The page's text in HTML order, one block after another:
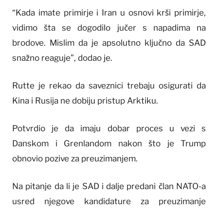
“Kada imate primirje i Iran u osnovi krši primirje,
vidimo šta se dogodilo jučer s napadima na
brodove. Mislim da je apsolutno ključno da SAD
snažno reaguje”, dodao je.
Rutte je rekao da saveznici trebaju osigurati da
Kina i Rusija ne dobiju pristup Arktiku.
Potvrdio je da imaju dobar proces u vezi s
Danskom i Grenlandom nakon što je Trump
obnovio pozive za preuzimanjem.
Na pitanje da li je SAD i dalje predani član NATO-a
usred njegove kandidature za preuzimanje